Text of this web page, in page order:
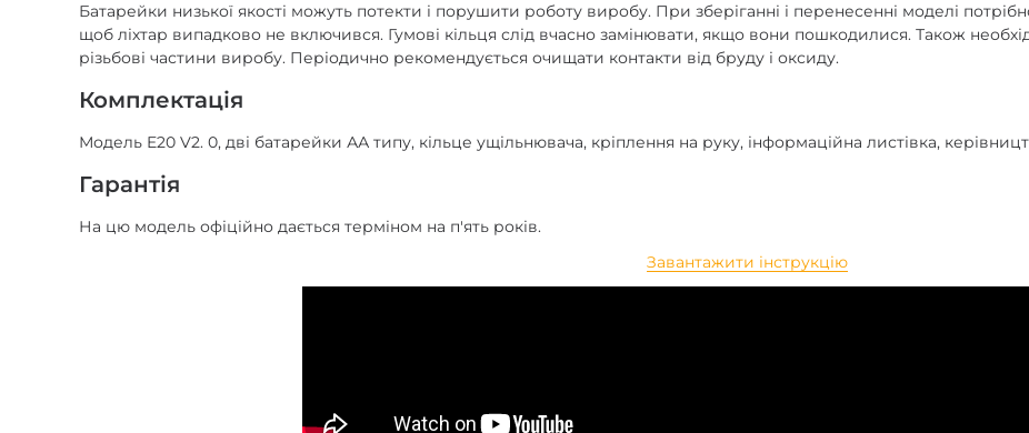
Батарейки низької якості можуть потекти і порушити роботу виробу. При зберіганні і перенесенні моделі
щоб ліхтар випадково не включився. Гумові кільця слід вчасно замінювати, якщо вони пошкодилися. Також
різьбові частини виробу. Періодично рекомендується очищати контакти від бруду і оксиду.
Комплектація
Модель E20 V2. 0, дві батарейки АА типу, кільце ущільнювача, кріплення на руку, інформаційна листівка,
Гарантія
На цю модель офіційно дається терміном на п'ять років.
Завантажити інструкцію